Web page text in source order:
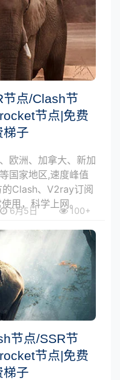
点/Clash节
节点|免费
梯子
欧洲、加拿大、新加
国家地区,速度峰值
Clash、V2ray订阅
用，科学上网。
6月5日 100+
节点/SSR节
节点|免费
梯子